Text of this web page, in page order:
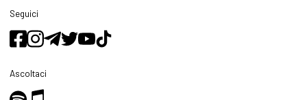
Seguici
Ascoltaci